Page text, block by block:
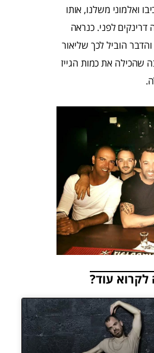
ואלמוני משלנו, אותו
דרינקים לפני. כנראה
הוביל לכך שליאור
את כמות הגייז
לקרוא עוד?